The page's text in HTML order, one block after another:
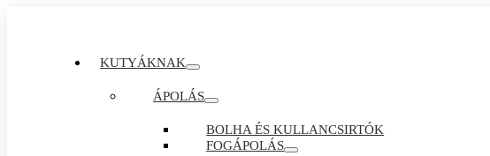
KUTYÁKNAK
ÁPOLÁS
BOLHA ÉS KULLANCSIRTÓK
FOGÁPOLÁS